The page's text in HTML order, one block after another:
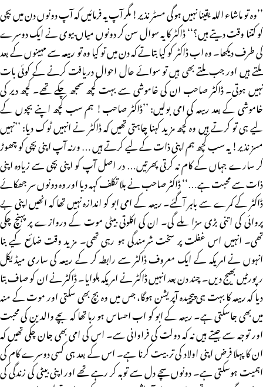
’’وہ تو ماشاء اللہ یقینا نہیں ہوگی مسٹر نذیر! مگر آپ یہ فرمائیں کہ آپ دونوں دن میں بچی
کو کتنا وقت دیتے ہیں؟‘‘ ڈاکٹر کا یہ سوال سن کر دونوں میاں بیوی نے ایک دوسرے
کی طرف دیکھا۔ وہ اب ڈاکٹر کو کیا بتاتے کہ دن میں تو کیا وہ تو ربیعہ سے مہینوں کے بعد
ملتے ہیں اور جب ملتے بھی ہیں تو سوائے حال احوال دریافت کرنے کے کوئی بات
نہیں ہوتی۔ ڈاکٹر صاحب ان کی خاموشی سے بہت کچھ سمجھ چکے تھے۔ کچھ دیر کی
خاموشی کے بعد ربیعہ کی امی بولیں: ’’ڈاکٹر صاحب! ہم سب کچھ اپنے بچوں کے
لیے ہی تو کرتے ہیں وہ کچھ مزید کہنا چاہتی تھیں کہ ڈاکٹر نے انہیں ٹوک دیا: ’’نہیں
مسز نذیر! یہ سب کچھ ہم اپنی ذات کے لیے کرتے ہیں … ورنہ آپ اپنی بچی کو چھوڑ
کر سارے جہاں کے کام نہ کرتی پھرتیں… در اصل آپ کو اپنی بچی سے زیادہ اپنی
ذات سے محبت ہے…‘‘ ڈاکٹر صاحب نے بلا تکلف کہہ دیا اور وہ دونوں سر جھکائے
ڈاکٹر کے کمرے سے باہر آگئے۔ ربیعہ کے امی ابو کو اندازہ نہیں تھا کہ انھیں اپنی بے
پروائی کی اتنی بڑی سزا ملے گی۔ ان کی اکلوتی بیٹی موت کے دروازے پر پہنچ چکی
تھی۔ انہیں اس غفلت پر سخت شرمندگی ہو رہی تھی۔ مزید وقت ضائع کیے بنا
انہوں نے امریکہ کے ایک معروف ڈاکٹر سے رابطہ کر کے ربیعہ کی ساری میڈیکل
رپورٹیں بھیج دیں۔ چند دن بعد انہیں ڈاکٹر نے امریکہ بلوایا۔ ڈاکٹر نے ان کو صاف بتا
دیا کہ ربیعہ کا بہت ہی پیچیدہ آپریشن ہوگا، جس میں وہ بچ بھی سکتی اور موت کے منہ
میں بھی جاسکتی ہے۔ ربیعہ کے ابو کو اب احساس ہو رہا تھا کہ بچے والدین کی محبت
اور توجہ سے جیتے ہیں نہ کہ دولت کی فراوانی سے۔ اس کی امی بھی جان چکی تھیں کہ
ان کا پہلا فرض اپنی اولاد کی تربیت کرنا ہے۔ اس کے بعد ہی کسی دوسرے کام کی
اہمیت ہوسکتی ہے۔ دونوں سچے دل سے توبہ کر رہے تھے اور اپنی بیٹی کی زندگی کی